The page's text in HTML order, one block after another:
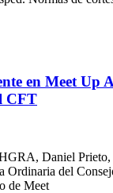
en Meet Up
CFT
Daniel
Ordinaria del
de Meet